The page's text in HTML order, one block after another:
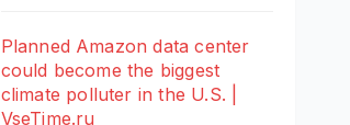
Planned Amazon data center
could become the biggest
climate polluter in the U.S. |
VseTime.ru